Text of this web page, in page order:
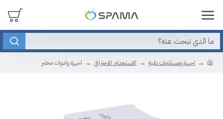
اجهزة ومستلزمات طبية الاستخدام الاحترافي اجهزة وادوات مختبر